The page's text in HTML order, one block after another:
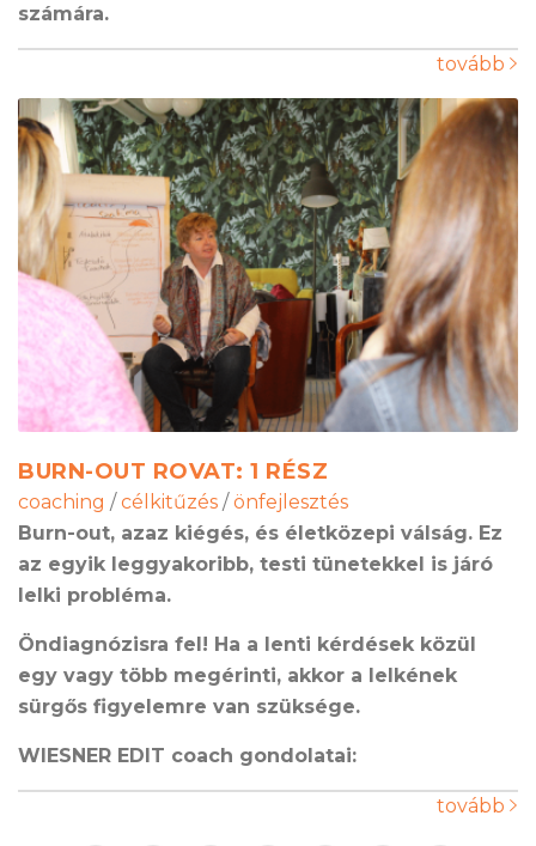
számára.
tovább
BURN-OUT ROVAT: 1 RÉSZ
coaching / célkitűzés / önfejlesztés
Burn-out, azaz kiégés, és életközepi válság. Ez
az egyik leggyakoribb, testi tünetekkel is járó
lelki probléma.
Öndiagnózisra fel! Ha a lenti kérdések közül
egy vagy több megérinti, akkor a lelkének
sürgős figyelemre van szüksége.
WIESNER EDIT coach gondolatai:
tovább